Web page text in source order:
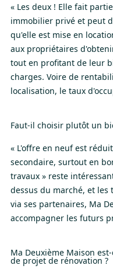
« Les deux ! Elle fait
immobilier privé et peut
qu'elle est mise en
aux propriétaires
tout en profitant de leur
charges. Voire de
localisation, le taux
Faut-il choisir plutôt un
« L'offre en neuf est
secondaire, surtout en
travaux » reste
dessus du marché, et les
via ses partenaires, Ma
accompagner les futurs
Ma Deuxième Maison
de projet de rénovation ?